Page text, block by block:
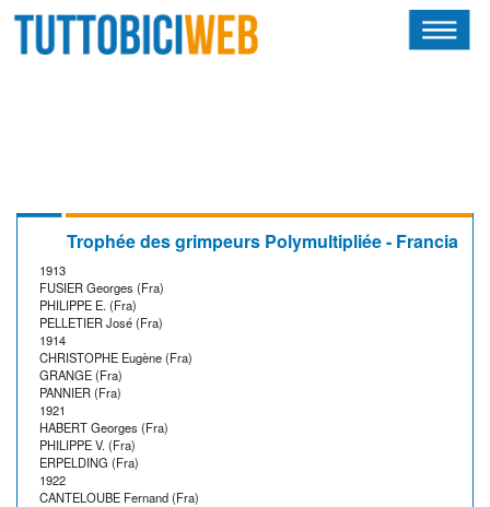
CALENDARIO
OSCAR
ALBI D'ORO
NEWSLETTER
Trophée des grimpeurs Polymultipliée - Francia
1913
FUSIER Georges (Fra)
PHILIPPE E. (Fra)
PELLETIER José (Fra)
1914
CHRISTOPHE Eugène (Fra)
GRANGE (Fra)
PANNIER (Fra)
1921
HABERT Georges (Fra)
PHILIPPE V. (Fra)
ERPELDING (Fra)
1922
CANTELOUBE Fernand (Fra)